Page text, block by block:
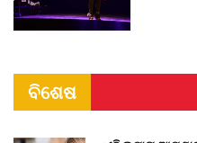
ବିଶେଷ